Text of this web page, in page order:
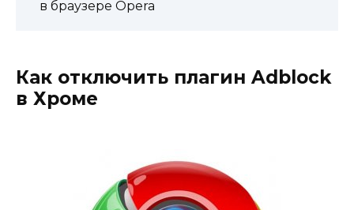
в браузере Opera
Как отключить плагин Adblock
в Хроме